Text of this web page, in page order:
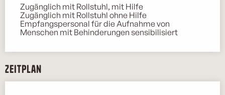
Zugänglich mit Rollstuhl, mit Hilfe
Zugänglich mit Rollstuhl ohne Hilfe
Empfangspersonal für die Aufnahme von
Menschen mit Behinderungen sensibilisiert
Zeitplan